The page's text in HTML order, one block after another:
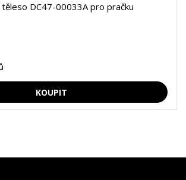
DC47-00033A pro pračku